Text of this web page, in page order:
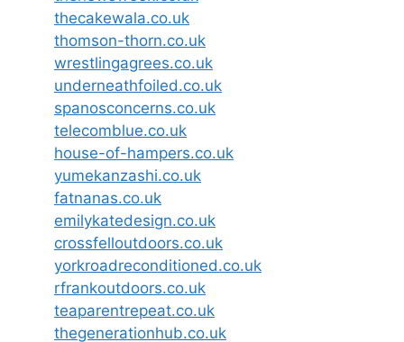
thecakewala.co.uk
thomson-thorn.co.uk
wrestlingagrees.co.uk
underneathfoiled.co.uk
spanosconcerns.co.uk
telecomblue.co.uk
house-of-hampers.co.uk
yumekanzashi.co.uk
fatnanas.co.uk
emilykatedesign.co.uk
crossfelloutdoors.co.uk
yorkroadreconditioned.co.uk
rfrankoutdoors.co.uk
teaparentrepeat.co.uk
thegenerationhub.co.uk